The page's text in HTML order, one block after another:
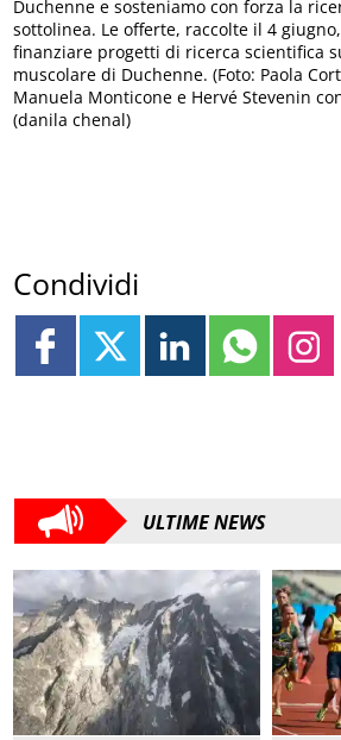
Duchenne e sosteniamo con forza la
sottolinea. Le offerte, raccolte il 4
finanziare progetti di ricerca scientifica
muscolare di Duchenne. (Foto: Paola
Manuela Monticone e Hervé Stevenin
(danila chenal)
Condividi
ULTIME NEWS